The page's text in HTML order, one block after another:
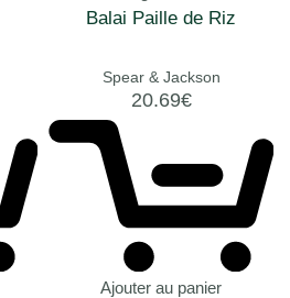
Balai Paille de Riz
Spear & Jackson
20.69€
Ajouter au panier